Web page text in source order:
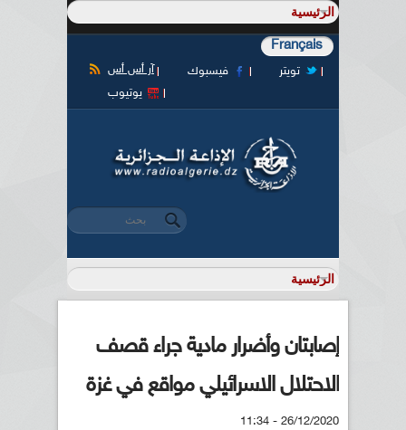
Français
آر أس أس فيسبوك
تويتر
يوتيوب
استمارة البحث
‏بحث ‏
إصابتان وأضرار مادية جراء قصف
الاحتلال الاسرائيلي مواقع في غزة
26/12/2020 - 11:34